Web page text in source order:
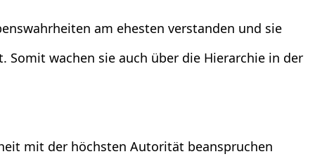
am ehesten verstanden und sie
Somit wachen sie auch über die Hierarchie in der
mit der höchsten Autorität beanspruchen